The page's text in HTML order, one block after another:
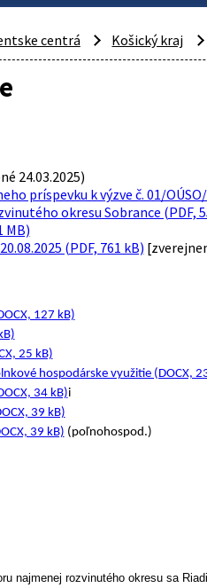
centrá Košický kraj
24.03.2025)
príspevku k výzve č. 01/OÚSO/
okresu Sobrance (PDF,
MB)
(PDF, 761 kB)
127 kB)
25 kB)
hospodárske využitie (DOCX,
34 kB)i
39 kB)
39 kB) (poľnohospod.)
najmenej rozvinutého okresu sa